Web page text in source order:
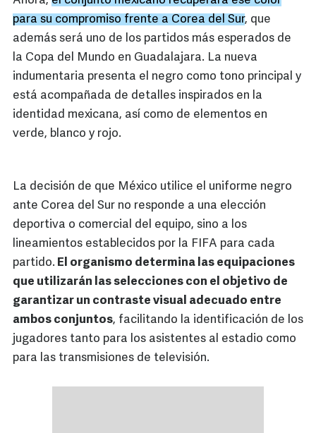
para su compromiso frente a Corea del Sur, que
además será uno de los partidos más esperados de
la Copa del Mundo en Guadalajara. La nueva
indumentaria presenta el negro como tono principal y
está acompañada de detalles inspirados en la
identidad mexicana, así como de elementos en
verde, blanco y rojo.
La decisión de que México utilice el uniforme negro
ante Corea del Sur no responde a una elección
deportiva o comercial del equipo, sino a los
lineamientos establecidos por la FIFA para cada
partido. El organismo determina las equipaciones
que utilizarán las selecciones con el objetivo de
garantizar un contraste visual adecuado entre
ambos conjuntos, facilitando la identificación de los
jugadores tanto para los asistentes al estadio como
para las transmisiones de televisión.